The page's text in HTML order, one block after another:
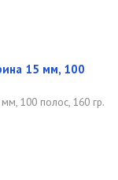
15 мм, 100
100 полос, 160 гр.